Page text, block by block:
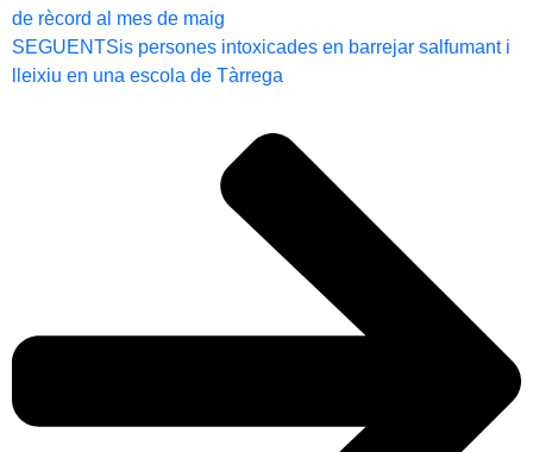
de rècord al mes de maig
SEGUENTSis persones intoxicades en barrejar salfumant i
lleixiu en una escola de Tàrrega